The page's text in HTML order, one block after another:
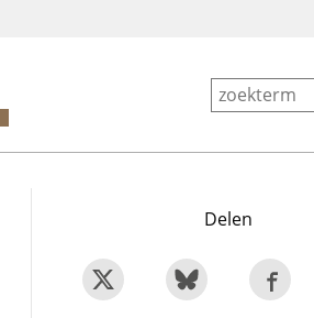
Delen